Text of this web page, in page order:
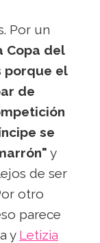
Por un
Copa del
porque el
de
se
y
de ser
otro
parece
y Letizia